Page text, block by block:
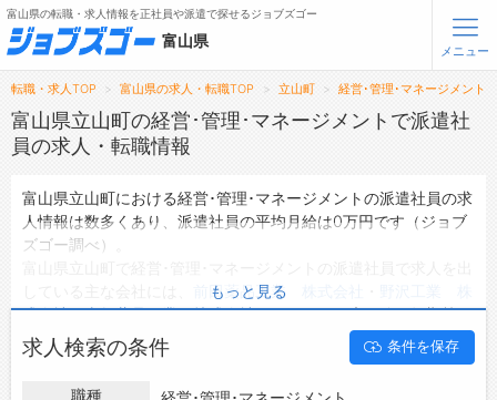
無料会員登録 ログイン
トップ
詳細情報で求人を探す
転職支援サービスについて
転職ノウハウ(応募書類の書き方・面接対策など)
転職・採用コラム
富山県の転職・求人情報を正社員や派遣で探せるジョブズゴー
富山県
メニュー
転職・求人TOP 富山県の求人・転職TOP 立山町 経営･管理･マネージメント
富山県立山町の経営･管理･マネージメントで派遣社
員の求人・転職情報
富山県立山町における経営･管理･マネージメントの派遣社員の求
人情報は数多くあり、派遣社員の平均月給は0万円です（ジョブ
ズゴー調べ）。
前田薬品工業 株式会社
式会社・東興薬品工業 株式会社などがあり、未経験や短期等ご
希望の条件で絞り込みができます。
富山県立山町の地域密着型の求人サイトであるジョブズゴーでは
富山県立山町の派遣社員として働ける経営･管理･マネージメント
もっと見る
求人検索の条件 条件を保存
職種